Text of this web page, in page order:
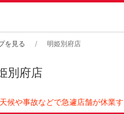
を見る 明姫別府店
別府店
候や事故などで急遽店舗が休業